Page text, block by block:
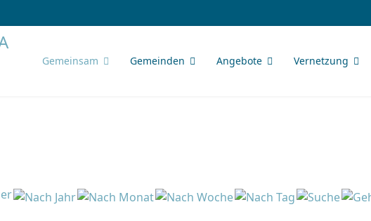
Gemeinsam Gemeinden Angebote Vernetzung